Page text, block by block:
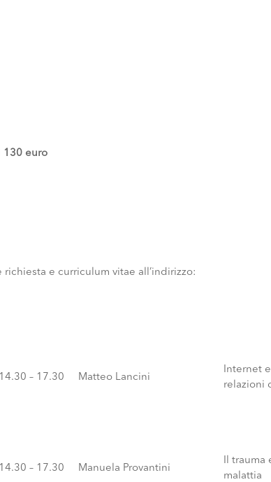
130 euro
e curriculum vitae all’indirizzo:
14.30 – 17.30 Matteo Lancini
Internet
relazioni
14.30 – 17.30 Manuela Provantini
Il trauma
malattia